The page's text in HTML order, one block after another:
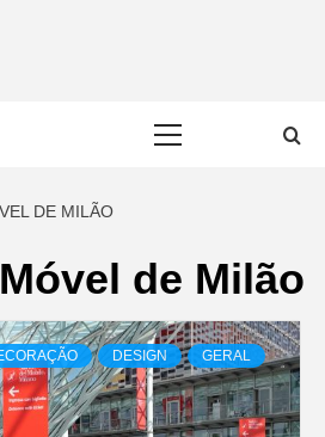
DE MILÃO
de Milão
DESIGN GERAL